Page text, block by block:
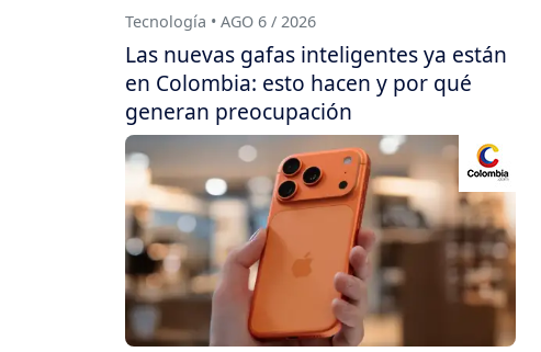
Tecnología • AGO 6 / 2026
Las nuevas gafas inteligentes ya están
en Colombia: esto hacen y por qué
generan preocupación